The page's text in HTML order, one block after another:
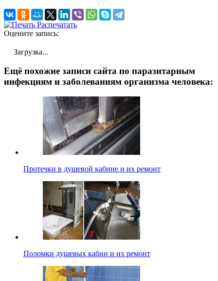
Распечатать
Оцените запись:
Загрузка...
Ещё похожие записи сайта по паразитарным
инфекциям и заболеваниям организма человека:
Протечки в душевой кабине и их ремонт
Поломки душевых кабин и их ремонт